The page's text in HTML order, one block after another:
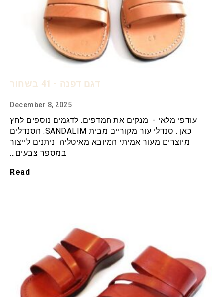
דגם דפנה - 41 בשחור
December 8, 2025
עודפי מלאי - מנקים את המדפים. לדגמים נוספים לחץ
כאן . סנדלי עור מקוריים מבית SANDALIM. הסנדלים
מיוצרים מעור אמיתי המיובא מאיטליה וניתנים לייצור
במספר צבעים…
Read